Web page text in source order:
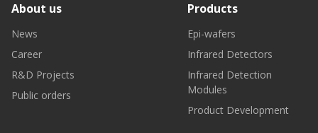
About us
News
Career
R&D Projects
Public orders
Products
Epi-wafers
Infrared Detectors
Infrared Detection
Modules
Product Development